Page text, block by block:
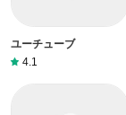
ユーチューブ
4.1